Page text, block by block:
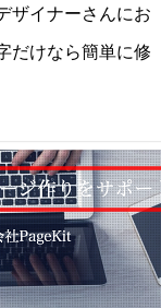
ザイナーさんにお
だけなら簡単に修